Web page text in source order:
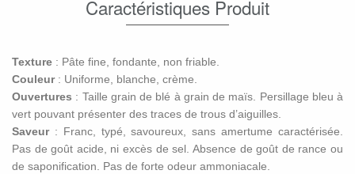
Caractéristiques Produit
Texture : Pâte fine, fondante, non friable.
Couleur : Uniforme, blanche, crème.
Ouvertures : Taille grain de blé à grain de maïs. Persillage bleu à
vert pouvant présenter des traces de trous d’aiguilles.
Saveur : Franc, typé, savoureux, sans amertume caractérisée.
Pas de goût acide, ni excès de sel. Absence de goût de rance ou
de saponification. Pas de forte odeur ammoniacale.